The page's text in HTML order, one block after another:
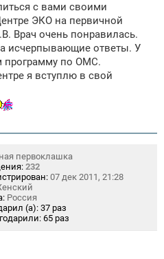
с вами своими
ЭКО на первичной
Врач очень понравилась.
исчерпывающие ответы. У
программу по ОМС.
я вступлю в свой
первоклашка
232
07 дек 2011, 21:28
Россия
(а): 37 раз
65 раз